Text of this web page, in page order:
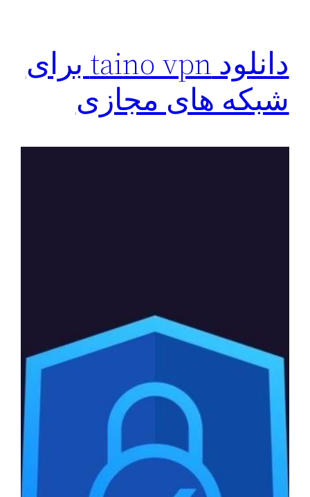
دانلود taino vpn برای
شبکه های مجازی